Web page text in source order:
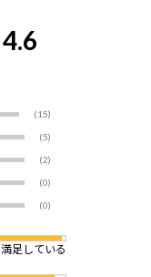
4.6
(15)
(5)
(2)
(0)
(0)
満足している